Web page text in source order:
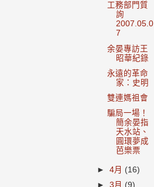
工務部門質
詢
2007.05.0
7
余晏專訪王
昭華紀錄
永遠的革命
家：史明
雙連媽祖會
騙局一場！
簡余晏指
天水站、
圓環夢成
芭樂票
►4月 (16)
►3月 (9)